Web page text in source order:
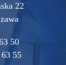
22
50
55